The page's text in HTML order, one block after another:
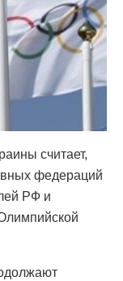
считает,
федераций
РФ и